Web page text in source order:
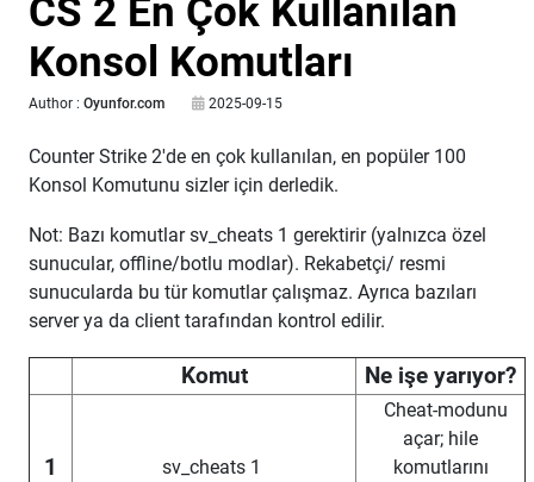
CS 2 En Çok Kullanılan
Konsol Komutları
Author : Oyunfor.com 2025-09-15
Counter Strike 2'de en çok kullanılan, en popüler 100
Konsol Komutunu sizler için derledik.
Not: Bazı komutlar sv_cheats 1 gerektirir (yalnızca özel
sunucular, offline/botlu modlar). Rekabetçi/ resmi
sunucularda bu tür komutlar çalışmaz. Ayrıca bazıları
server ya da client tarafından kontrol edilir.
Komut Ne işe yarıyor?
1 sv_cheats 1
Cheat-modunu
açar; hile
komutlarını